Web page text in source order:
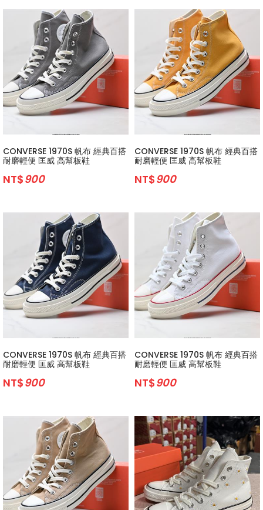
CONVERSE 1970S 帆布 經典百搭
耐磨輕便 匡威 高幫板鞋
NT$900
CONVERSE 1970S 帆布 經典百搭
耐磨輕便 匡威 高幫板鞋
NT$900
CONVERSE 1970S 帆布 經典百搭
耐磨輕便 匡威 高幫板鞋
NT$900
CONVERSE 1970S 帆布 經典百搭
耐磨輕便 匡威 高幫板鞋
NT$900